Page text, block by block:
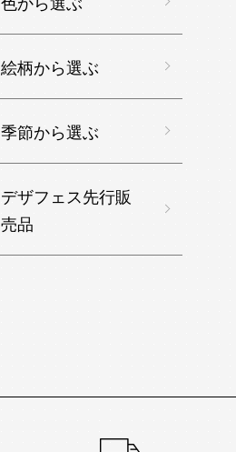
絵柄から選ぶ
季節から選ぶ
デザフェス先行販
売品